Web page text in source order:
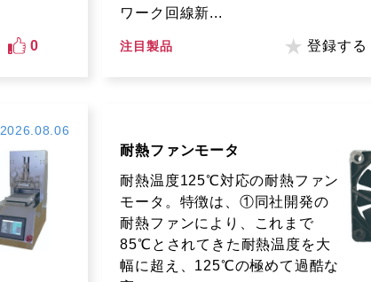
0
ワーク回線新...
注目製品 登録する
2026.08.06
耐熱ファンモータ
耐熱温度125℃対応の耐熱ファン
モータ。特徴は、①同社開発の
耐熱ファンにより、これまで
85℃とされてきた耐熱温度を大
幅に超え、125℃の極めて過酷な